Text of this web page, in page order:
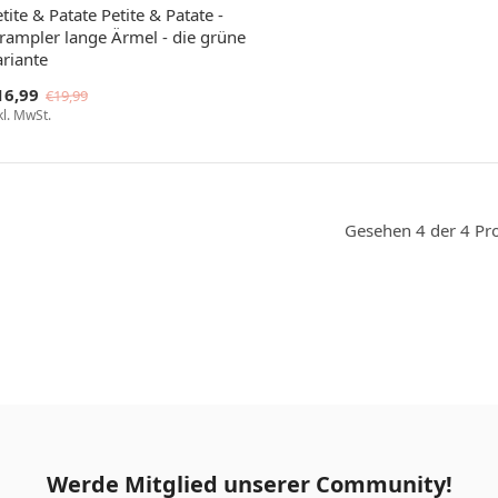
& Patate Petite & Patate -
lange Ärmel - die grüne
€19,99
MwSt.
Gesehen 4 der 4
Werde Mitglied unserer Community!